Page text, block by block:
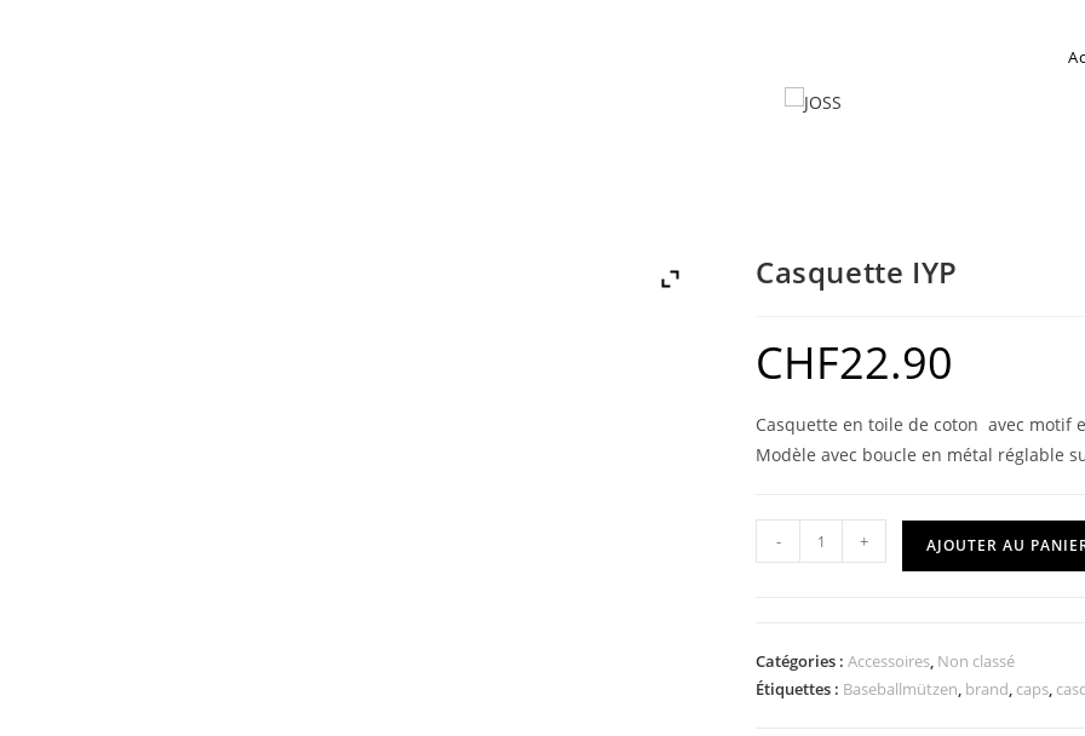
Casquette IYP
CHF22.90
Casquette en toile de coton avec motif
Modèle avec boucle en métal réglable
- + AJOUTER AU
Catégories : Accessoires, Non classé
Étiquettes : Baseballmützen, brand, caps,